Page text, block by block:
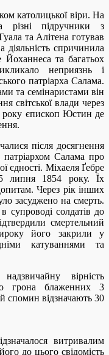
католицької віри. На
різні підручники з
та Алітена готував
спричинила
та багатьох
неприязнь і
патріарха Салама.
та семінаристами він
світської влади через
року єпископ Юстин де
після досягнення
Салама про
єдності. Міхаеля Ґебре
липня 1854 року. Їх
Через рік інших
засуджено на смерть.
супроводі солдатів до
смертельний
його закрили у
катуваннями та
вірність
грона блаженних 3
спомин відзначають 30
витривалим
до цього свідомість